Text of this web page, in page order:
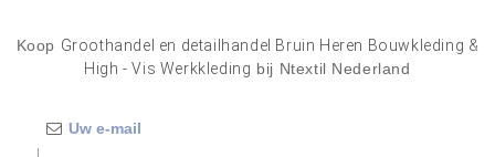
Koop Groothandel en detailhandel Bruin Heren Bouwkleding &
High - Vis Werkkleding bij Ntextil Nederland